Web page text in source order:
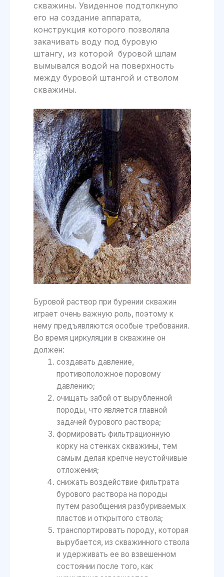
скважины. Увиденное подтолкнуло
его на создание аппарата,
конструкция которого позволяла
закачивать воду под буровую
штангу, из которой буровой шлам
вымывался водой на поверхность
между буровой штангой и стволом
скважины.
Буровой раствор при бурении скважин
играет очень важную роль, поэтому к
нему предъявляются особые требования.
Во время циркуляции в скважине он
должен:
создавать давление,
противоположное поровому
давлению;
очищать забой от вырубленной
породы, что является главной
задачей бурового раствора;
формировать фильтрационную
корку на стенках скважины, тем
самым делая крепче неустойчивые
отложения;
снижать воздействие фильтрата
бурового раствора на породы
путем разобщения разбуриваемых
пластов и открытого ствола;
транспортировать породу, которая
вырубается, из скважинного ствола
и удерживать ее во взвешенном
состоянии после того, как